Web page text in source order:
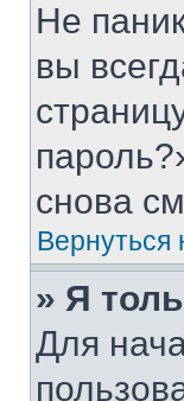
Не
вы
снова
Вернуться
» Я
Для